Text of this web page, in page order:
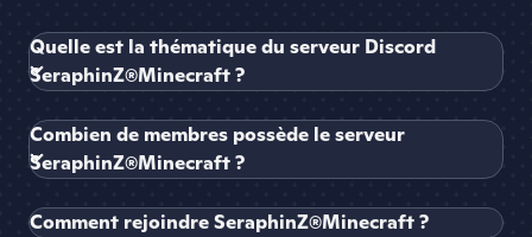
Quelle est la thématique du serveur Discord
SeraphinZ®Minecraft ?
Combien de membres possède le serveur
SeraphinZ®Minecraft ?
Comment rejoindre SeraphinZ®Minecraft ?